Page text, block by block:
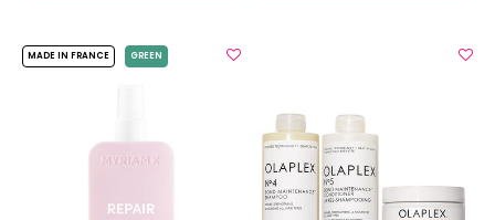
MADE IN FRANCE GREEN